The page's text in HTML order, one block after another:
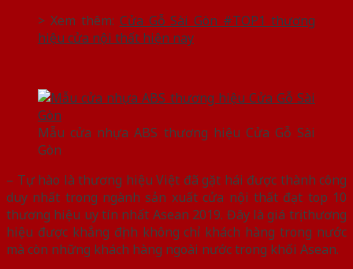
> Xem thêm: Cửa Gỗ Sài Gòn #TOP1 thương
hiệu cửa nội thất hiện nay
Mẫu cửa nhựa ABS thương hiệu Cửa Gỗ Sài
Gòn
– Tự hào là thương hiệu Việt đã gặt hái được thành công
duy nhất trong ngành sản xuất cửa nội thất đạt top 10
thương hiệu uy tín nhất Asean 2019. Đây là giá trị thương
hiệu được khẳng định không chỉ khách hàng trong nước
mà còn những khách hàng ngoài nước trong khối Asean.